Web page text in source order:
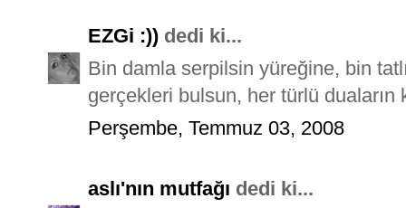
EZGi :)) dedi ki...
Bin damla serpilsin yüreğine, bin
gerçekleri bulsun, her türlü
Perşembe, Temmuz 03, 2008
aslı'nın mutfağı dedi ki...